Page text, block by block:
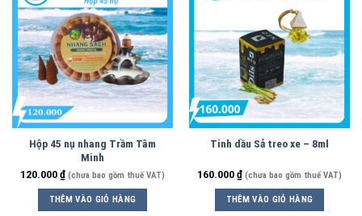
Hộp 45 nụ nhang Trầm Tâm
Minh
120.000₫ (chưa bao gồm thuế VAT)
THÊM VÀO GIỎ HÀNG
Tinh dầu Sả treo xe – 8ml
160.000₫ (chưa bao gồm thuế VAT)
THÊM VÀO GIỎ HÀNG